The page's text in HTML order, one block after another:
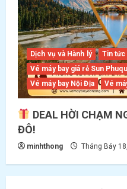
Dịch vụ và Hành lý
Tin tức
Vé máy bay giá rẻ Sun
Vé máy bay Nội Địa
Vé
DEAL HỜI CHẠM
ĐÔ!
minhthong Tháng Bảy